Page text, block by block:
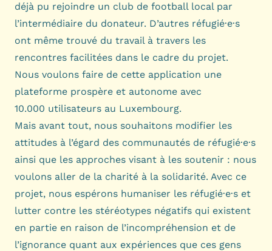
déjà pu rejoindre un club de football local par
l’intermédiaire du donateur. D’autres réfugié·e·s
ont même trouvé du travail à travers les
rencontres facilitées dans le cadre du projet.
Nous voulons faire de cette application une
plateforme prospère et autonome avec
10.000 utilisateurs au Luxembourg.
Mais avant tout, nous souhaitons modifier les
attitudes à l’égard des communautés de réfugié·e·s
ainsi que les approches visant à les soutenir : nous
voulons aller de la charité à la solidarité. Avec ce
projet, nous espérons humaniser les réfugié·e·s et
lutter contre les stéréotypes négatifs qui existent
en partie en raison de l’incompréhension et de
l’ignorance quant aux expériences que ces gens